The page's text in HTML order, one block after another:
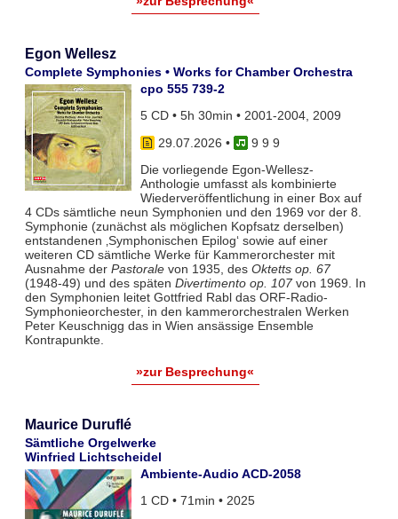
Egon Wellesz
Complete Symphonies • Works for Chamber Orchestra
cpo 555 739-2
5 CD • 5h 30min • 2001-2004, 2009
29.07.2026 •
9 9 9
Die vorliegende Egon-Wellesz-
Anthologie umfasst als kombinierte
Wiederveröffentlichung in einer Box auf
4 CDs sämtliche neun Symphonien und den 1969 vor der 8.
Symphonie (zunächst als möglichen Kopfsatz derselben)
entstandenen ‚Symphonischen Epilog‘ sowie auf einer
weiteren CD sämtliche Werke für Kammerorchester mit
Ausnahme der Pastoralevon 1935, des Oktetts op. 67
(1948-49) und des späten Divertimento op. 107von 1969. In
den Symphonien leitet Gottfried Rabl das ORF-Radio-
Symphonieorchester, in den kammerorchestralen Werken
Peter Keuschnigg das in Wien ansässige Ensemble
Kontrapunkte.
»zur Besprechung«
Maurice Duruflé
Sämtliche Orgelwerke
Winfried Lichtscheidel
Ambiente-Audio ACD-2058
1 CD • 71min • 2025